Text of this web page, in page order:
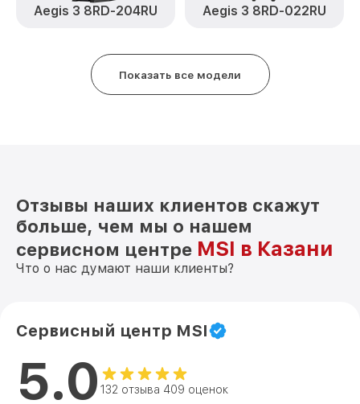
Aegis 3 8RD-204RU Aegis 3 8RD-022RU
Показать все модели
Отзывы наших клиентов скажут
больше, чем мы о нашем
сервисном центре MSI в Казани
Что о нас думают наши клиенты?
Сервисный центр MSI
5.0 132 отзыва 409 оценок